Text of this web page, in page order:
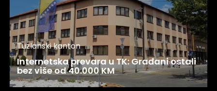
Tuzlanski kanton
Internetska prevara u TK: Građani ostali
bez više od 40.000 KM